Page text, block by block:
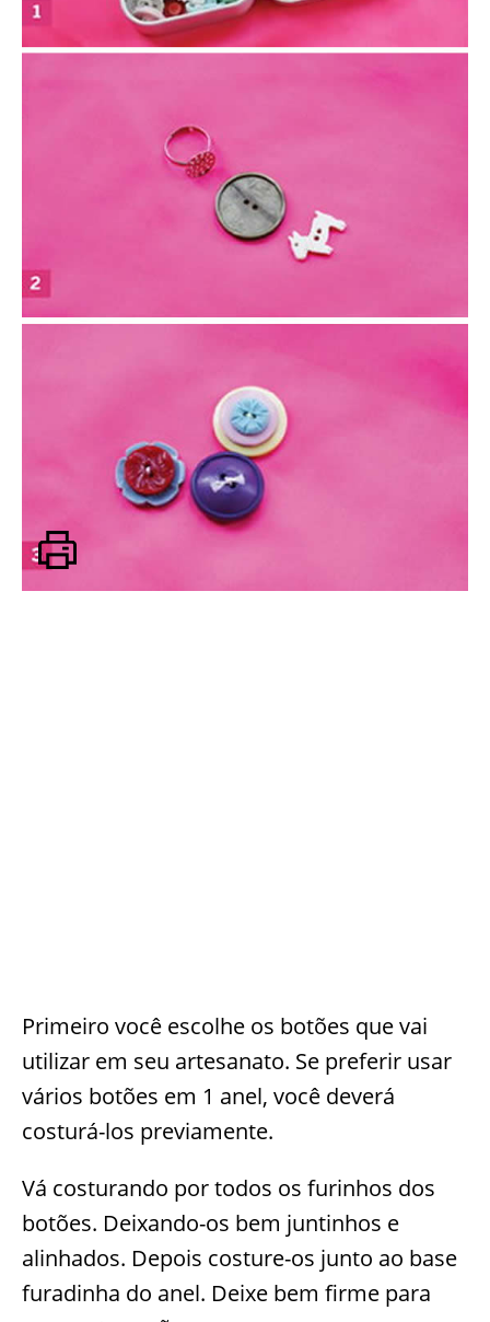
Primeiro você escolhe os botões que vai
utilizar em seu artesanato. Se preferir usar
vários botões em 1 anel, você deverá
costurá-los previamente.
Vá costurando por todos os furinhos dos
botões. Deixando-os bem juntinhos e
alinhados. Depois costure-os junto ao base
furadinha do anel. Deixe bem firme para